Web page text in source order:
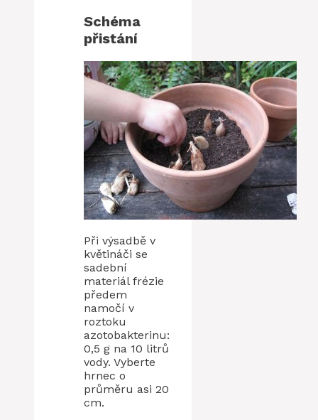
Schéma
přistání
Při výsadbě v
květináči se
sadební
materiál frézie
předem
namočí v
roztoku
azotobakterinu:
0,5 g na 10 litrů
vody. Vyberte
hrnec o
průměru asi 20
cm.